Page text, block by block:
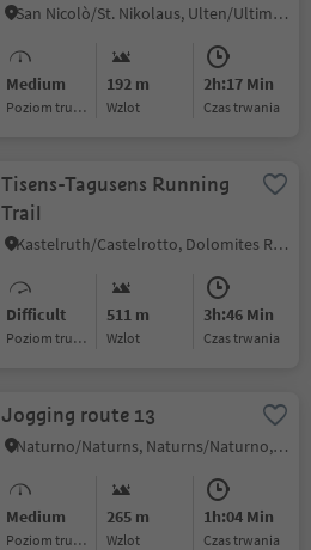
San Nicolò/St. Nikolaus, Ulten/Ultimo, Meran/Merano and environs
Medium
Poziom trudności
192 m
Wzlot
2h:17 Min
czas trwania
Tisens-Tagusens Running
Trail
Kastelruth/Castelrotto, Dolomites Region Seiser Alm
Difficult
Poziom trudności
511 m
Wzlot
3h:46 Min
czas trwania
Jogging route 13
Naturno/Naturns, Naturns/Naturno, Meran/Merano and environs
Medium
Poziom trudności
265 m
Wzlot
1h:04 Min
czas trwania